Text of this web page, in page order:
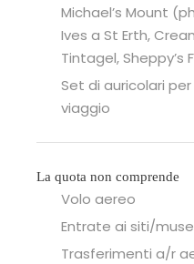
Michael’s Mount
Ives a St Erth,
Tintagel, Sheppy’s
Set di auricolari
viaggio
La quota non comprende
Volo aereo
Entrate ai siti/
Trasferimenti a/r